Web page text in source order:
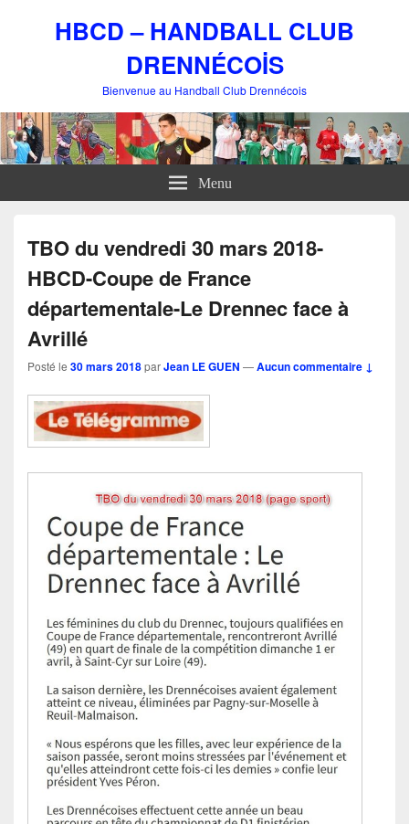
HBCD – HANDBALL CLUB
DRENNÉCOİS
Bienvenue au Handball Club Drennécois
Menu
TBO du vendredi 30 mars 2018-
HBCD-Coupe de France
départementale-Le Drennec face à
Avrillé
Posté le 30 mars 2018parJean LE GUEN —Aucun commentaire ↓